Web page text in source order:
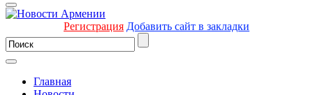
Регистрация Добавить сайт в закладки
Главная